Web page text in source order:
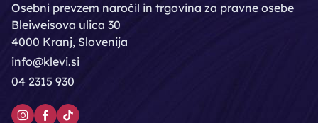
Osebni prevzem naročil in trgovina za pravne osebe
Bleiweisova ulica 30
4000 Kranj, Slovenija
info@klevi.si
04 2315 930